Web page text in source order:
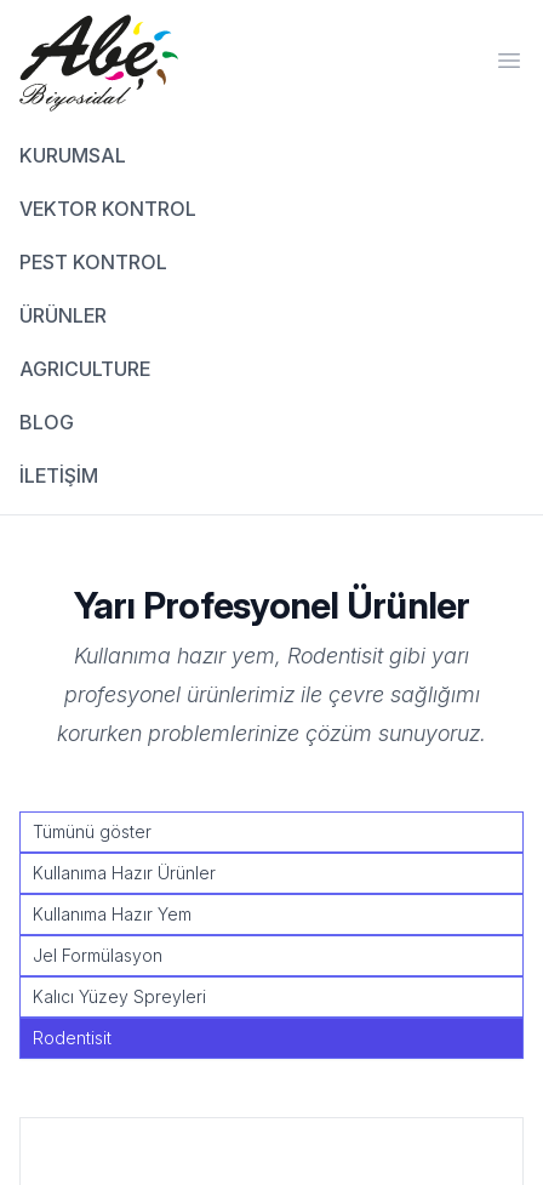
KURUMSAL
VEKTOR KONTROL
PEST KONTROL
ÜRÜNLER
AGRICULTURE
BLOG
İLETİŞİM
Yarı Profesyonel Ürünler
Kullanıma hazır yem, Rodentisit gibi yarı
profesyonel ürünlerimiz ile çevre sağlığımı
korurken problemlerinize çözüm sunuyoruz.
Tümünü göster
Kullanıma Hazır Ürünler
Kullanıma Hazır Yem
Jel Formülasyon
Kalıcı Yüzey Spreyleri
Rodentisit